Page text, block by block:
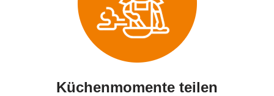
Küchenmomente teilen